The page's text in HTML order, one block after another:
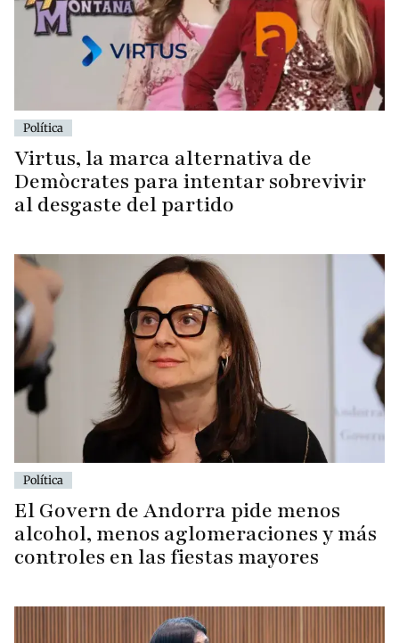
Política
Virtus, la marca alternativa de
Demòcrates para intentar sobrevivir
al desgaste del partido
Política
El Govern de Andorra pide menos
alcohol, menos aglomeraciones y más
controles en las fiestas mayores